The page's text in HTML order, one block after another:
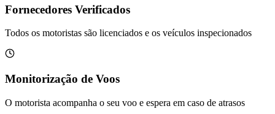
Fornecedores Verificados
Todos os motoristas são licenciados e os veículos inspecionados
Monitorização de Voos
O motorista acompanha o seu voo e espera em caso de atrasos